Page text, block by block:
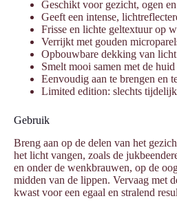
Geschikt voor gezicht, ogen
Geeft een intense,
Frisse en lichte geltextuur op
Verrijkt met gouden
Opbouwbare dekking van
Smelt mooi samen met de huid
Eenvoudig aan te brengen en
Limited edition: slechts
Gebruik
Breng aan op de delen van het
het licht vangen, zoals de
en onder de wenkbrauwen, op de
midden van de lippen. Vervaag met
kwast voor een egaal en stralend